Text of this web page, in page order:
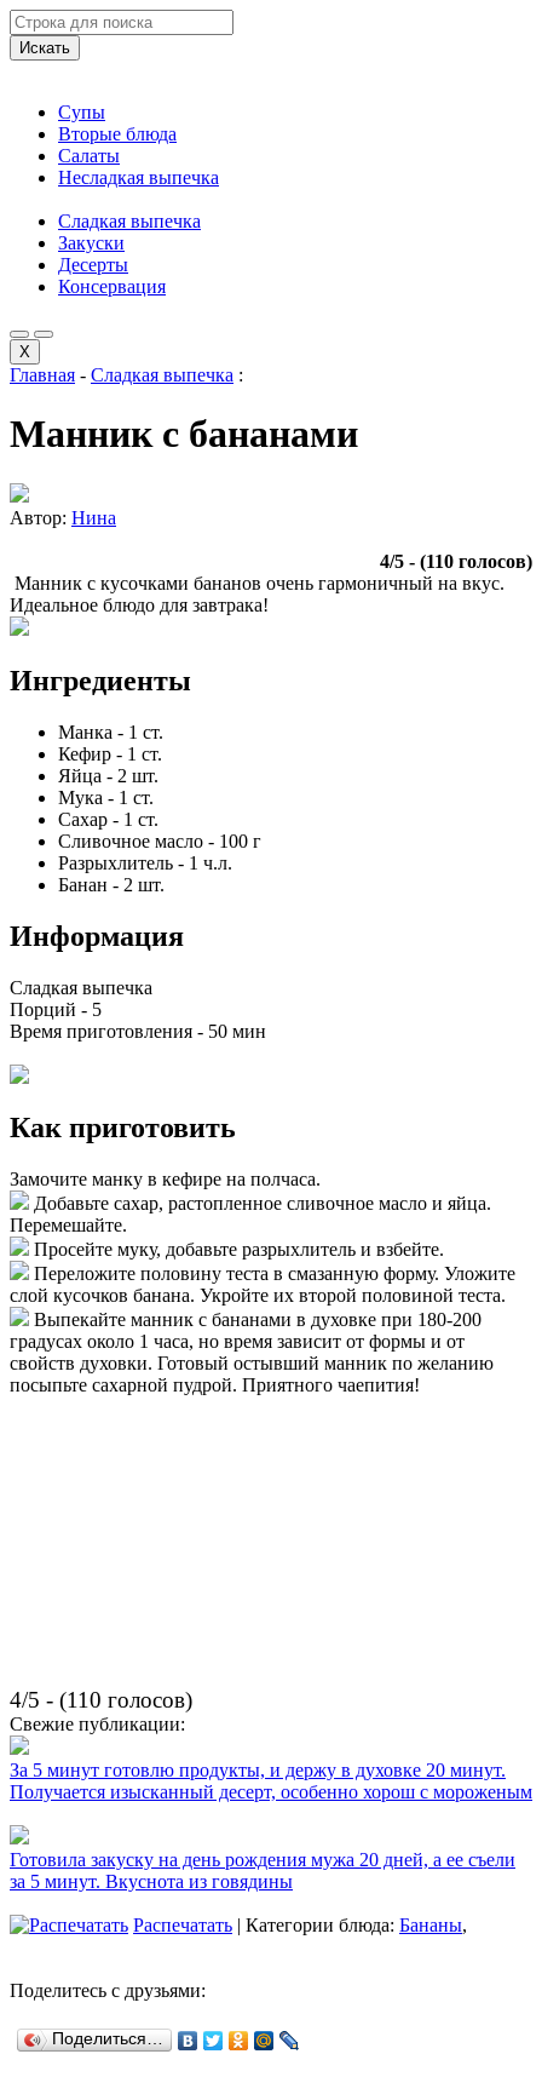
Искать
Супы
Вторые блюда
Салаты
Несладкая выпечка
Сладкая выпечка
Закуски
Десерты
Консервация
X
Главная - Сладкая выпечка :
Манник с бананами
Автор: Нина
4/5 - (110 голосов)
Манник с кусочками бананов очень гармоничный на вкус.
Идеальное блюдо для завтрака!
Ингредиенты
Манка - 1 ст.
Кефир - 1 ст.
Яйца - 2 шт.
Мука - 1 ст.
Сахар - 1 ст.
Сливочное масло - 100 г
Разрыхлитель - 1 ч.л.
Банан - 2 шт.
Информация
Сладкая выпечка
Порций - 5
Время приготовления - 50 мин
Как приготовить
Замочите манку в кефире на полчаса.
Добавьте сахар, растопленное сливочное масло и яйца.
Перемешайте.
Просейте муку, добавьте разрыхлитель и взбейте.
Переложите половину теста в смазанную форму. Уложите
слой кусочков банана. Укройте их второй половиной теста.
Выпекайте манник с бананами в духовке при 180-200
градусах около 1 часа, но время зависит от формы и от
свойств духовки. Готовый остывший манник по желанию
посыпьте сахарной пудрой. Приятного чаепития!
4/5 - (110 голосов)
Свежие публикации:
За 5 минут готовлю продукты, и держу в духовке 20 минут.
Получается изысканный десерт, особенно хорош с мороженым
Готовила закуску на день рождения мужа 20 дней, а ее съели
за 5 минут. Вкуснота из говядины
Распечатать | Категории блюда: Бананы,
Поделитесь с друзьями:
Поделиться…